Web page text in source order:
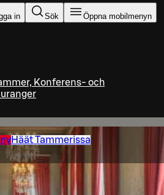
in Sök Öppna mobilmenyn
Konferens- och
Häät Tammerissa